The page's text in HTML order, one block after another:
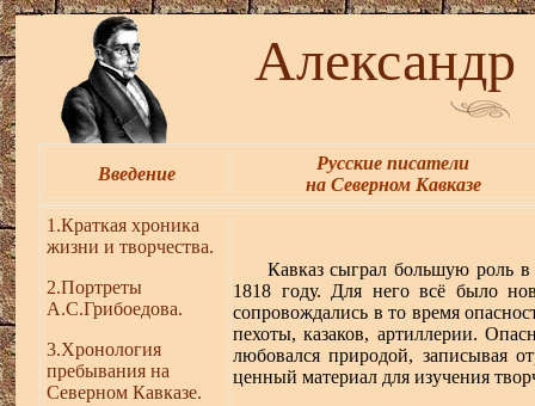
Введение
Русские писатели
на Северном Кавказе
1.Краткая хроника
жизни и творчества.
2.Портреты
А.С.Грибоедова.
3.Хронология
пребывания на
Северном Кавказе.
Кавказ сыграл большую роль в
1818 году. Для него всё было
сопровождались в то время
пехоты, казаков, артиллерии.
любовался природой, записывая
ценный материал для изучения